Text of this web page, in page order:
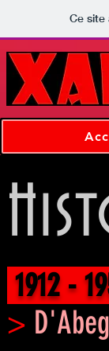
Ce
1912 -
>